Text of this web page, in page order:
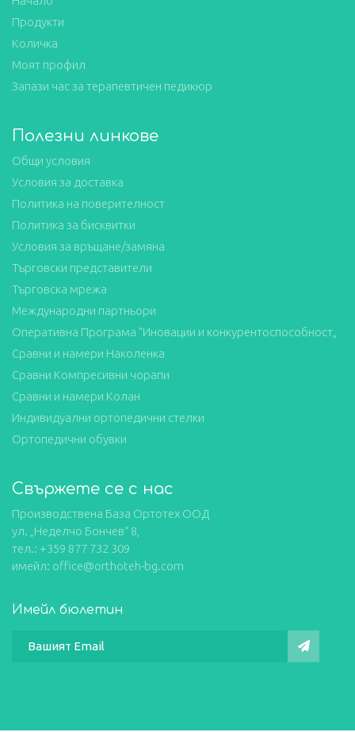
Продукти
Количка
Моят профил
Запази час за терапевтичен педикюр
Полезни линкове
Общи условия
Условия за доставка
Политика на поверителност
Политика за бисквитки
Условия за връщане/замяна
Търговски представители
Търговска мрежа
Международни партньори
Оперативна Програма “Иновации и конкурентоспособност„
Сравни и намери Наколенка
Сравни Компресивни чорапи
Сравни и намери Колан
Индивидуални ортопедични стелки
Ортопедични обувки
Свържете се с нас
Производствена База Ортотех ООД
ул. „Неделчо Бончев“ 8,
тел.: +359 877 732 309
имейл: office@orthoteh-bg.com
Имейл бюлетин